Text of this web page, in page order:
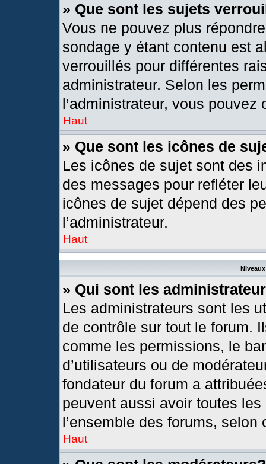
» Que sont les sujets
Vous ne pouvez plus
sondage y étant contenu est
verrouillés pour différentes
administrateur. Selon les
l’administrateur, vous
Haut
» Que sont les icônes de
Les icônes de sujet sont des
des messages pour refléter
icônes de sujet dépend des
l’administrateur.
Haut
» Qui sont les
Les administrateurs sont les
de contrôle sur tout le forum.
comme les permissions, le
d’utilisateurs ou de
fondateur du forum a
peuvent aussi avoir toutes
l’ensemble des forums,
Haut